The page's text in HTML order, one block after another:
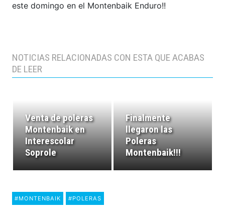
este domingo en el Montenbaik Enduro!!
NOTICIAS RELACIONADAS CON ESTA QUE ACABAS
DE LEER
Venta de poleras
Montenbaik en
Interescolar
Soprole
Finalmente
llegaron las
Poleras
Montenbaik!!!
#MONTENBAIK #POLERAS